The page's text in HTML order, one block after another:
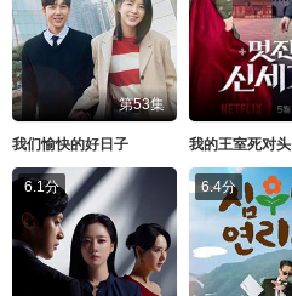
第53集
我们愉快的好日子 我的王室死对头
6.1分 6.4分